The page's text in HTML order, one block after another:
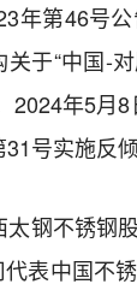
年第46号
关于“中国-
2024年5月8
31号实施反
钢不锈钢
表中国不